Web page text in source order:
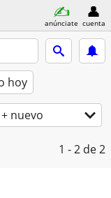
anúnciate cuenta
hoy
+ nuevo
1 - 2 de 2